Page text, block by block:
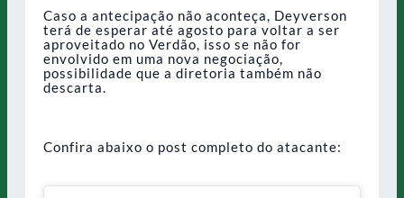
Caso a antecipação não aconteça, Deyverson
terá de esperar até agosto para voltar a ser
aproveitado no Verdão, isso se não for
envolvido em uma nova negociação,
possibilidade que a diretoria também não
descarta.
Confira abaixo o post completo do atacante: